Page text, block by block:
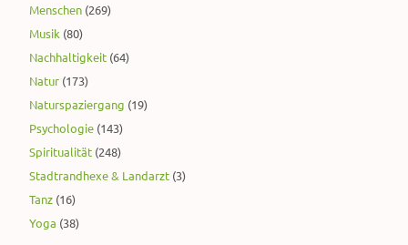
Menschen (269)
Musik (80)
Nachhaltigkeit (64)
Natur (173)
Naturspaziergang (19)
Psychologie (143)
Spiritualität (248)
Stadtrandhexe & Landarzt (3)
Tanz (16)
Yoga (38)